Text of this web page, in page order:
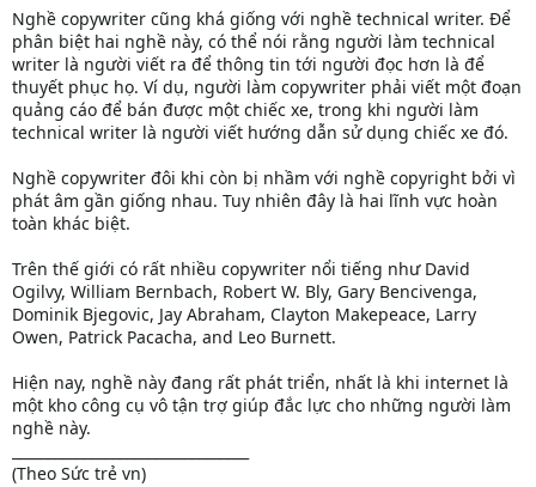
Nghề copywriter cũng khá giống với nghề technical writer. Để
phân biệt hai nghề này, có thể nói rằng người làm technical
writer là người viết ra để thông tin tới người đọc hơn là để
thuyết phục họ. Ví dụ, người làm copywriter phải viết một đoạn
quảng cáo để bán được một chiếc xe, trong khi người làm
technical writer là người viết hướng dẫn sử dụng chiếc xe đó.
Nghề copywriter đôi khi còn bị nhầm với nghề copyright bởi vì
phát âm gần giống nhau. Tuy nhiên đây là hai lĩnh vực hoàn
toàn khác biệt.
Trên thế giới có rất nhiều copywriter nổi tiếng như David
Ogilvy, William Bernbach, Robert W. Bly, Gary Bencivenga,
Dominik Bjegovic, Jay Abraham, Clayton Makepeace, Larry
Owen, Patrick Pacacha, and Leo Burnett.
Hiện nay, nghề này đang rất phát triển, nhất là khi internet là
một kho công cụ vô tận trợ giúp đắc lực cho những người làm
nghề này.
(Theo Sức trẻ vn)